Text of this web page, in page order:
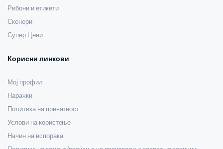
Рибони и етикети
Скенери
Супер Цени
Корисни линкови
Мој профил
Нарачки
Политика на приватност
Услови на користење
Начин на испорака